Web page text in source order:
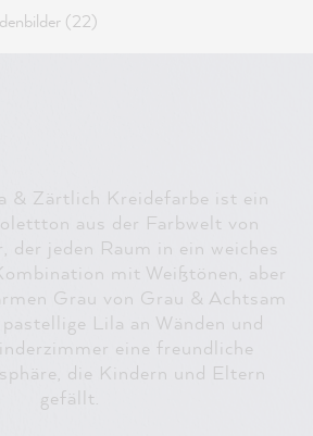
(22)
& Zärtlich Kreidefarbe ist ein
aus der Farbwelt von
der jeden Raum in ein weiches
mit Weißtönen, aber
Grau von Grau & Achtsam
Lila an Wänden und
eine freundliche
die Kindern und Eltern
gefällt.